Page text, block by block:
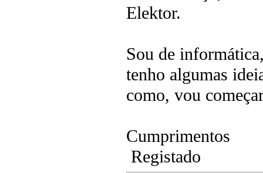
Elektor.
Sou de
tenho algumas
como, vou
Cumprimentos
Registado